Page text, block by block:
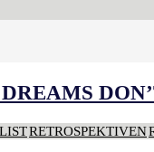
RETROSPEKTIVEN